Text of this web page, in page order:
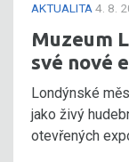
AKTUALITA 4. 8.
Muzeum
své nové
Londýnské
jako živý
otevřených